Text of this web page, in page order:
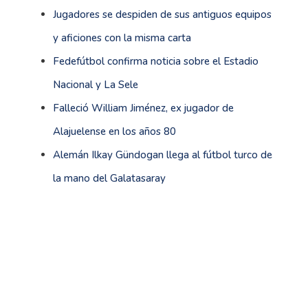
Jugadores se despiden de sus antiguos equipos
y aficiones con la misma carta
Fedefútbol confirma noticia sobre el Estadio
Nacional y La Sele
Falleció William Jiménez, ex jugador de
Alajuelense en los años 80
Alemán Ilkay Gündogan llega al fútbol turco de
la mano del Galatasaray